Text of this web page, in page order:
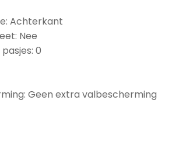
Achterkant
Nee
0
Geen extra valbescherming